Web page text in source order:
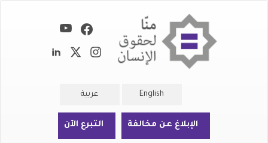
English عربية
الإبلاغ عن مخالفة التبرع الآن